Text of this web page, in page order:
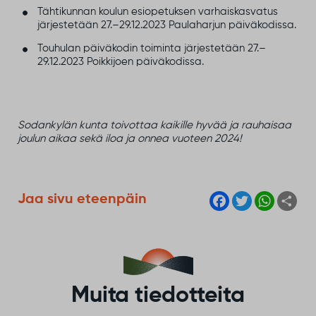
Tähtikunnan koulun esiopetuksen varhaiskasvatus
järjestetään 27.–29.12.2023 Paulaharjun päiväkodissa.
Touhulan päiväkodin toiminta järjestetään 27.–
29.12.2023 Poikkijoen päiväkodissa.
Sodankylän kunta toivottaa kaikille hyvää ja rauhaisaa
joulun aikaa sekä iloa ja onnea vuoteen 2024!
Jaa sivu eteenpäin
F
a
T
w
W
h
Muita tiedotteita